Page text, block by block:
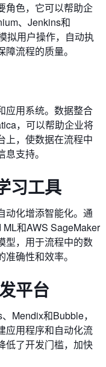
角色，它可以帮助企
、Jenkins和
拟用户操作，自动执
流程的质量。
应用系统。数据整合
，可以帮助企业将
上，使数据在流程中
支持。
习工具
动化增添智能化。通
和AWS SageMaker
型，用于流程中的数
确性和效率。
平台
Mendix和Bubble，
应用程序和自动化流
低了开发门槛，加快